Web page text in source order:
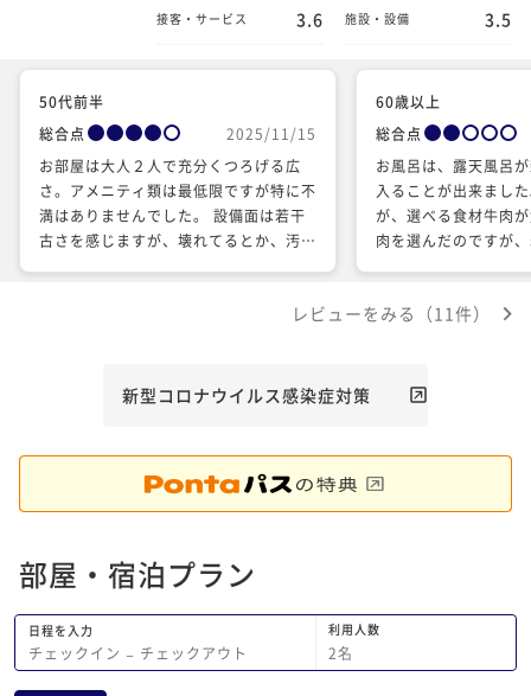
接客・サービス 3.6 施設・設備 3.5
50代前半
総合点
2025/11/15
お部屋は大人２人で充分くつろげる広
さ。アメニティ類は最低限ですが特に不
満はありませんでした。 設備面は若干
古さを感じますが、壊れてるとか、汚い
も夜も少量の小鉢がたくさん用意されて
ところ、小鉢一つ一つにスキなく細かく
びりと過ごすことができました。
60歳以上
総合点
お風呂は、露天風呂
入ることが出来まし
が、選べる食材牛肉
肉を選んだのですが
策なのでしょうが、
レビューをみる（11件）
新型コロナウイルス感染症対策
部屋・宿泊プラン
日程を入力
チェックイン − チェックアウト
利用人数
2名